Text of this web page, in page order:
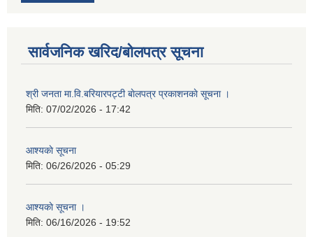
सार्वजनिक खरिद/बोलपत्र सूचना
श्री जनता मा.वि.बरियारपट्टी बाेलपत्र प्रकाशनकाे सूचना ।
मिति: 07/02/2026 - 17:42
आश्यकाे सूचना
मिति: 06/26/2026 - 05:29
आश्यकाे सूचना ।
मिति: 06/16/2026 - 19:52